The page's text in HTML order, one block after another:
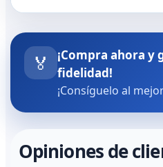
🏅
¡Compra ahora y
fidelidad!
¡Consíguelo al
Opiniones de